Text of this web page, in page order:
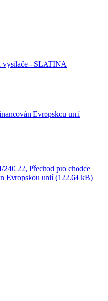
vysílače - SLATINA
Evropskou unií
22, Přechod pro chodce
Evropskou unií (122.64 kB)